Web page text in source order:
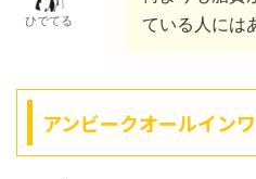
ひでてる
ている人には
アンビークオールイン